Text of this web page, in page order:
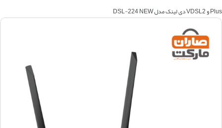
Plus و VDSL2 دی لینک مدل DSL-224 NEW